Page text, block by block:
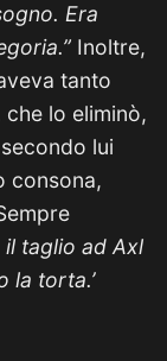
Era
Inoltre,
tanto
lo eliminò,
lui
consona,
taglio ad Axl
la torta.’